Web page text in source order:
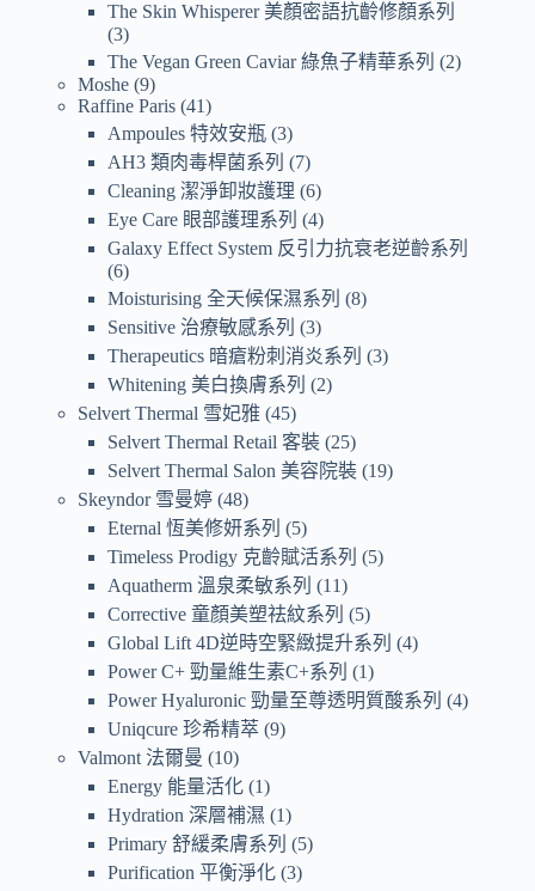
The Skin Whisperer 美顏密語抗齡修顏系列
3
The Vegan Green Caviar 綠魚子精華系列
2
Moshe 9
Raffine Paris 41
Ampoules 特效安瓶 3
AH3 類肉毒桿菌系列
7
Cleaning 潔淨卸妝護理 6
Eye Care 眼部護理系列
4
Galaxy Effect System 反引力抗衰老逆齡系列
6
Moisturising 全天候保濕系列
8
Sensitive 治療敏感系列
3
Therapeutics 暗瘡粉刺消炎系列
3
Whitening 美白換膚系列
2
Selvert Thermal 雪妃雅 45
Selvert Thermal Retail 客裝 25
Selvert Thermal Salon 美容院裝 19
Skeyndor 雪曼婷 48
Eternal 恆美修妍系列
5
Timeless Prodigy 克齡賦活系列
5
Aquatherm 溫泉柔敏系列
11
Corrective 童顏美塑祛紋系列
5
Global Lift 4D逆時空緊緻提升系列
4
Power C+ 勁量維生素C+系列
1
Power Hyaluronic 勁量至尊透明質酸系列
4
Uniqcure 珍希精萃 9
Valmont 法爾曼
10
Energy 能量活化 1
Hydration 深層補濕
1
Primary 舒緩柔膚系列
5
Purification 平衡淨化 3